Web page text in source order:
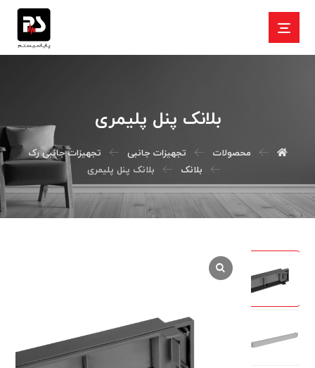
بلانک پنل پلیمری
محصولات تجهیزات جانبی
تجهیزات جانبی رک
بلانک
بلانک پنل پلیمری